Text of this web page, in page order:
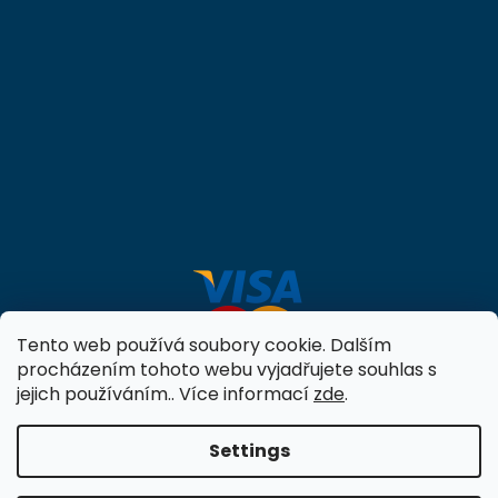
Tento web používá soubory cookie. Dalším
procházením tohoto webu vyjadřujete souhlas s
jejich používáním.. Více informací zde.
Settings